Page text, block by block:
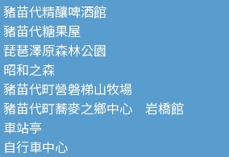
豬苗代精釀啤酒館
豬苗代糖果屋
琵琶澤原森林公園
昭和之森
豬苗代町營磐梯山牧場
豬苗代町蕎麥之鄉中心 岩橋館
車站亭
自行車中心